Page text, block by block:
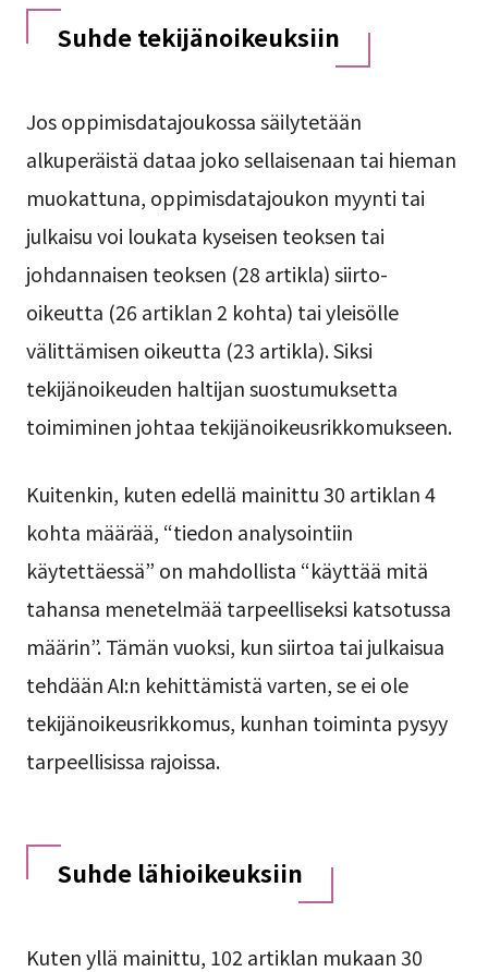
Suhde tekijänoikeuksiin
Jos oppimisdatajoukossa säilytetään
alkuperäistä dataa joko sellaisenaan tai hieman
muokattuna, oppimisdatajoukon myynti tai
julkaisu voi loukata kyseisen teoksen tai
johdannaisen teoksen (28 artikla) siirto-
oikeutta (26 artiklan 2 kohta) tai yleisölle
välittämisen oikeutta (23 artikla). Siksi
tekijänoikeuden haltijan suostumuksetta
toimiminen johtaa tekijänoikeusrikkomukseen.
Kuitenkin, kuten edellä mainittu 30 artiklan 4
kohta määrää, “tiedon analysointiin
käytettäessä” on mahdollista “käyttää mitä
tahansa menetelmää tarpeelliseksi katsotussa
määrin”. Tämän vuoksi, kun siirtoa tai julkaisua
tehdään AI:n kehittämistä varten, se ei ole
tekijänoikeusrikkomus, kunhan toiminta pysyy
tarpeellisissa rajoissa.
Suhde lähioikeuksiin
Kuten yllä mainittu, 102 artiklan mukaan 30